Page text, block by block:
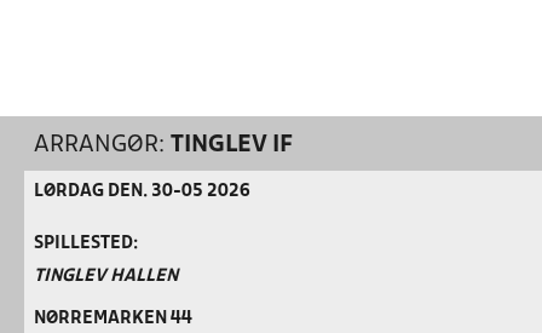
ARRANGØR: TINGLEV IF
LØRDAG DEN. 30-05 2026
SPILLESTED:
TINGLEV HALLEN
NØRREMARKEN 44